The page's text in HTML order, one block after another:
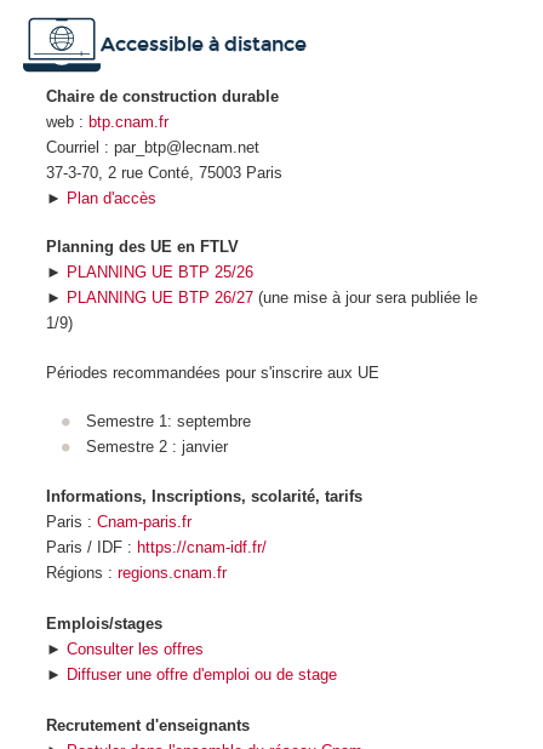
Accessible à distance
Chaire de construction durable
web : btp.cnam.fr
Courriel : par_btp@lecnam.net
37-3-70, 2 rue Conté, 75003 Paris
► Plan d'accès
Planning des UE en FTLV
► PLANNING UE BTP 25/26
► PLANNING UE BTP 26/27 (une mise à jour sera publiée le
1/9)
Périodes recommandées pour s'inscrire aux UE
Semestre 1: septembre
Semestre 2 : janvier
Informations, Inscriptions, scolarité, tarifs
Paris : Cnam-paris.fr
Paris / IDF : https://cnam-idf.fr/
Régions : regions.cnam.fr
Emplois/stages
► Consulter les offres
► Diffuser une offre d'emploi ou de stage
Recrutement d'enseignants